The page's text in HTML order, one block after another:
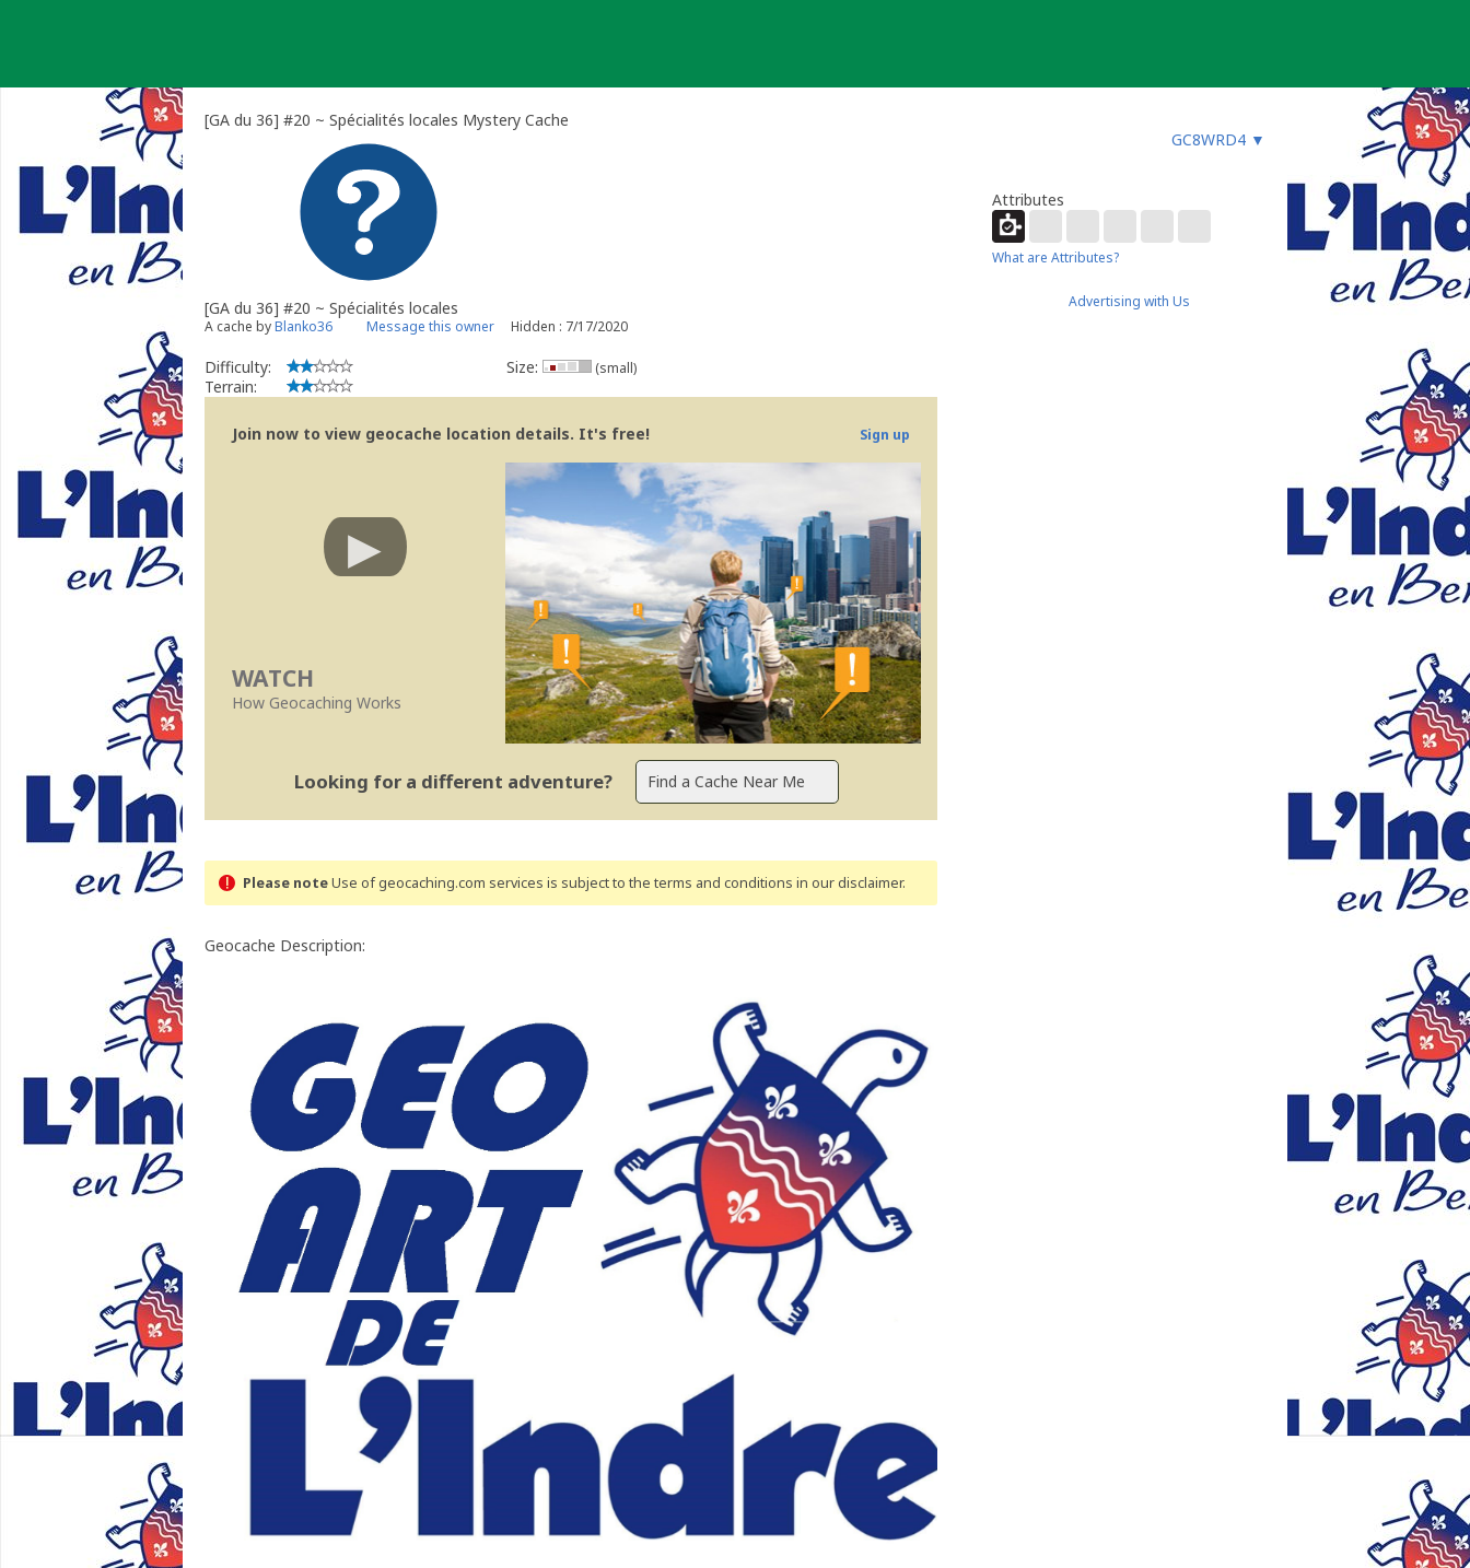
[GA du 36] #20 ~ Spécialités locales Mystery Cache
GC8WRD4 ▼
[GA du 36] #20 ~ Spécialités locales
A cache byBlanko36 Message this owner Hidden : 7/17/2020
Difficulty:
Terrain:
Size: (small)
Join now to view geocache location details. It's free! Sign up
WATCH
How Geocaching Works
Looking for a different adventure?
Please noteUse of geocaching.com services is subject to the terms and conditions in our disclaimer.
Geocache Description:
Attributes
What are Attributes?
Advertising with Us